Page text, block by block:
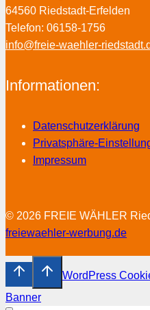
64560 Riedstadt-Erfelden
Telefon: 06158-1756
info@freie-waehler-
Informationen:
Datenschutzerklärung
Privatsphäre-
Impressum
© 2026 FREIE WÄHLER
freiewaehler-werbung.de
WordPress
Banner